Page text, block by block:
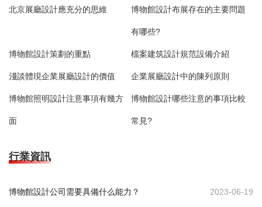
北京展廳設計應充分的思維 博物館設計布展存在的主要問題
有哪些?
博物館設計策劃的重點 檔案建筑設計規范設備介紹
淺談體現企業展廳設計的價值 企業展廳設計中的陳列原則
博物館照明設計注意事項有幾方
面
博物館設計哪些注意的事項比較
常見?
行業資訊
博物館設計公司需要具備什么能力？ 2023-06-19